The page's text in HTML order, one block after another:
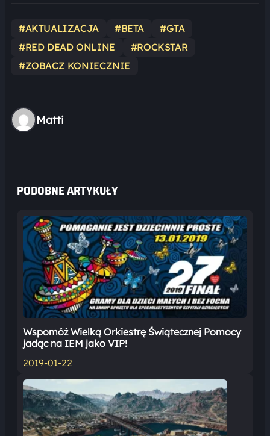
#AKTUALIZACJA #BETA
#GTA
#RED DEAD ONLINE
#ROCKSTAR
#ZOBACZ KONIECZNIE
Matti
PODOBNE ARTYKUŁY
Wspomóż Wielką Orkiestrę Świątecznej Pomocy
jadąc na IEM jako VIP!
2019-01-22